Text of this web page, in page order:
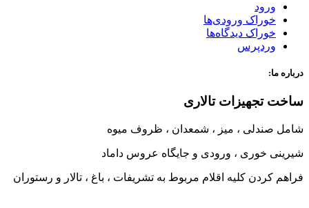
ورود
خوراک ورودی‌ها
خوراک دیدگاه‌ها
وردپرس
درباره ما:
ساخت تجهیزات تالاری
شامل صندلی ، میز ، شمعدان ، ظروف میوه
شیرینی خوری ، ورودی و جایگاه عروس داماد
فراهم کردن کلیه اقلام مربوط به تشریفات ، باغ ، تالار و رستوران